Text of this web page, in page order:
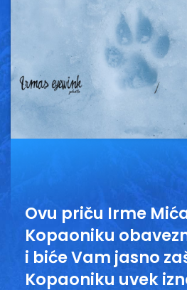
Ovu priču Irme
Kopaoniku
i biće Vam jasno
Kopaoniku uvek